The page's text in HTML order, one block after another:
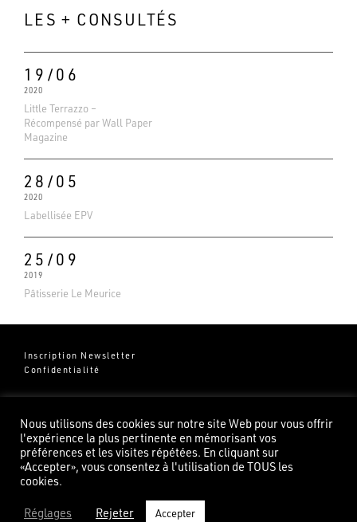
LES + CONSULTÉS
19/06
2020
Little Terrazzo –
Récompensé par Wall Paper
Magazine
28/05
2020
Labellisée EPV
25/09
2019
Pâtisserie Le Meurice
Inscription Newsletter
Confidentialité
Groupe Pierredeplan
82100 Castelsarrasin
©2026 Pierredeplan
Nous utilisons des cookies sur notre site Web pour vous offrir
l'expérience la plus pertinente en mémorisant vos
préférences et les visites répétées. En cliquant sur
«Accepter», vous consentez à l'utilisation de TOUS les
cookies.
Réglages Rejeter Accepter